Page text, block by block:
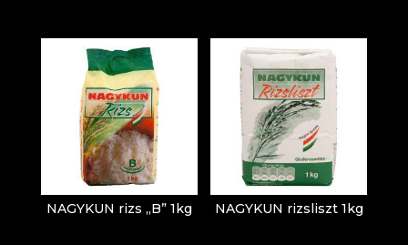
NAGYKUN rizs „B” 1kg NAGYKUN rizsliszt 1kg